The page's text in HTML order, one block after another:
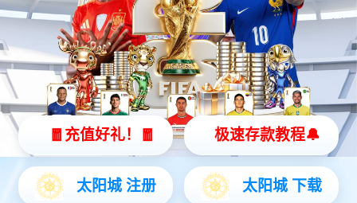
高精度融合定位终端